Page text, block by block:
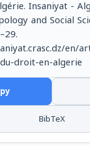
Insaniyat -
and Social
en/
droit-en-algerie
BibTeX